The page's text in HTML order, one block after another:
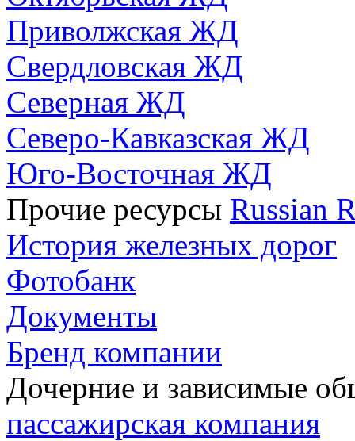
Приволжская ЖД
Свердловская ЖД
Северная ЖД
Северо-Кавказская ЖД
Юго-Восточная ЖД
Прочие ресурсы Russian
История железных дорог
Фотобанк
Документы
Бренд компании
Дочерние и зависимые
пассажирская компания